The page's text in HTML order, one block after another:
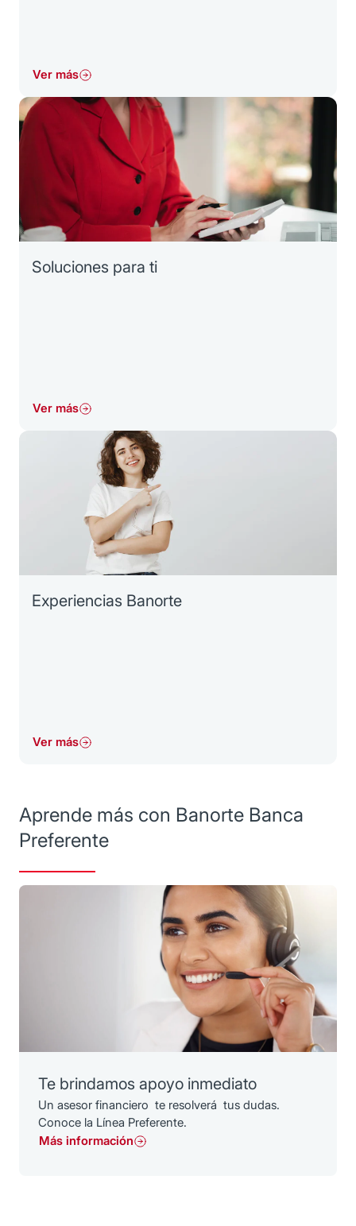
Ver más
Soluciones para ti
Ver más
Experiencias Banorte
Ver más
Aprende más con Banorte Banca
Preferente
Te brindamos apoyo inmediato
Un asesor financiero te resolverá tus dudas.
Conoce la Línea Preferente.
Más información